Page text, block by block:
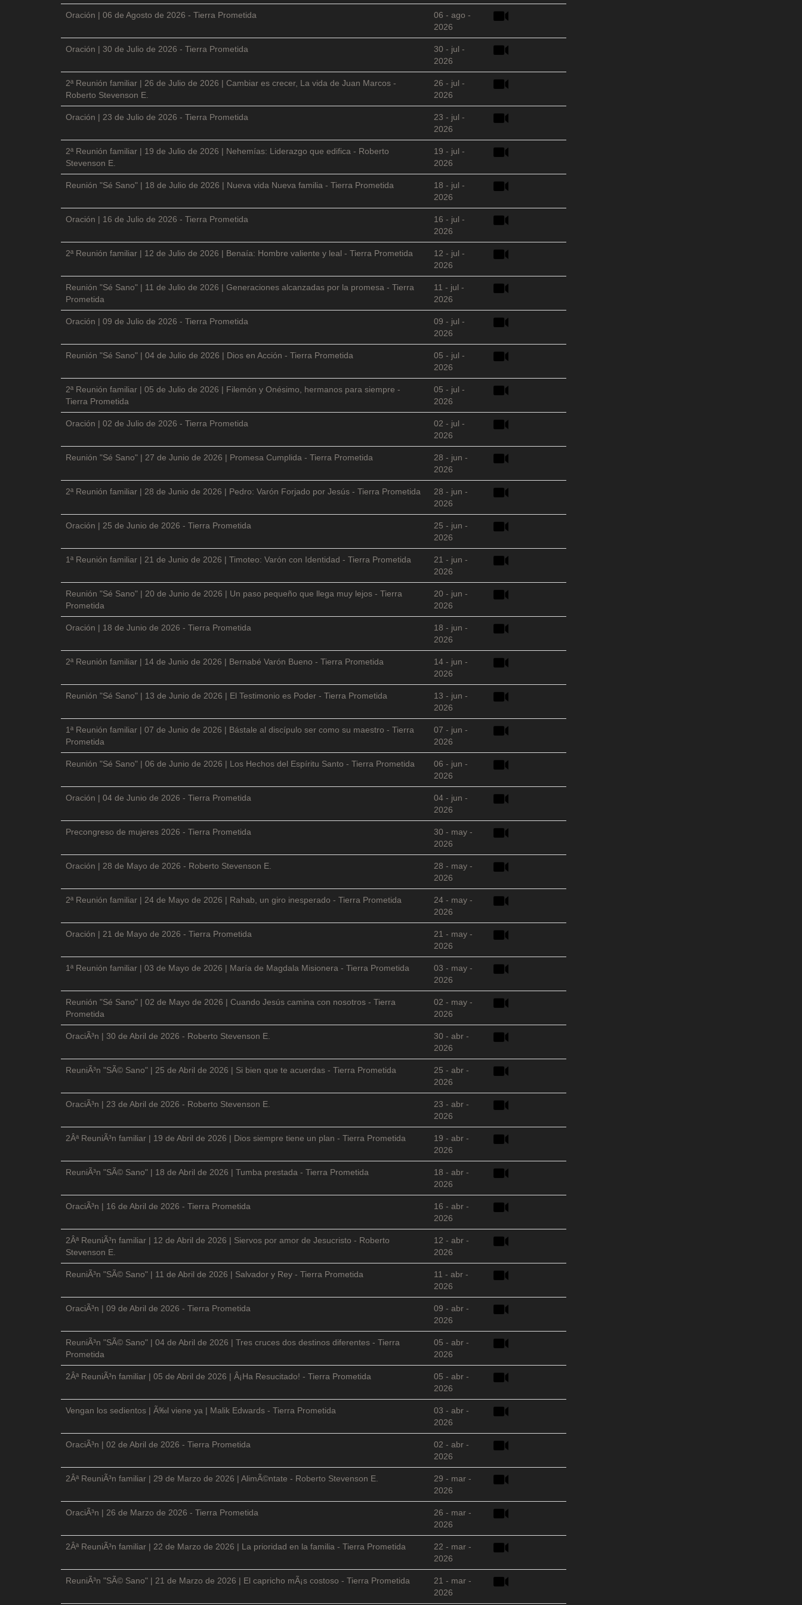
Oración | 06 de Agosto de 2026 - Tierra Prometida
06 - ago -
2026
Oración | 30 de Julio de 2026 - Tierra Prometida
30 - jul -
2026
2ª Reunión familiar | 26 de Julio de 2026 | Cambiar es crecer, La vida de Juan Marcos -
Roberto Stevenson E.
26 - jul -
2026
Oración | 23 de Julio de 2026 - Tierra Prometida
23 - jul -
2026
2ª Reunión familiar | 19 de Julio de 2026 | Nehemías: Liderazgo que edifica - Roberto
Stevenson E.
19 - jul -
2026
Reunión "Sé Sano" | 18 de Julio de 2026 | Nueva vida Nueva familia - Tierra Prometida
18 - jul -
2026
Oración | 16 de Julio de 2026 - Tierra Prometida
16 - jul -
2026
2ª Reunión familiar | 12 de Julio de 2026 | Benaía: Hombre valiente y leal - Tierra Prometida
12 - jul -
2026
Reunión "Sé Sano" | 11 de Julio de 2026 | Generaciones alcanzadas por la promesa - Tierra
Prometida
11 - jul -
2026
Oración | 09 de Julio de 2026 - Tierra Prometida
09 - jul -
2026
Reunión "Sé Sano" | 04 de Julio de 2026 | Dios en Acción - Tierra Prometida
05 - jul -
2026
2ª Reunión familiar | 05 de Julio de 2026 | Filemón y Onésimo, hermanos para siempre -
Tierra Prometida
05 - jul -
2026
Oración | 02 de Julio de 2026 - Tierra Prometida
02 - jul -
2026
Reunión "Sé Sano" | 27 de Junio de 2026 | Promesa Cumplida - Tierra Prometida
28 - jun -
2026
2ª Reunión familiar | 28 de Junio de 2026 | Pedro: Varón Forjado por Jesús - Tierra Prometida
28 - jun -
2026
Oración | 25 de Junio de 2026 - Tierra Prometida
25 - jun -
2026
1ª Reunión familiar | 21 de Junio de 2026 | Timoteo: Varón con Identidad - Tierra Prometida
21 - jun -
2026
Reunión "Sé Sano" | 20 de Junio de 2026 | Un paso pequeño que llega muy lejos - Tierra
Prometida
20 - jun -
2026
Oración | 18 de Junio de 2026 - Tierra Prometida
18 - jun -
2026
2ª Reunión familiar | 14 de Junio de 2026 | Bernabé Varón Bueno - Tierra Prometida
14 - jun -
2026
Reunión "Sé Sano" | 13 de Junio de 2026 | El Testimonio es Poder - Tierra Prometida
13 - jun -
2026
1ª Reunión familiar | 07 de Junio de 2026 | Bástale al discípulo ser como su maestro - Tierra
Prometida
07 - jun -
2026
Reunión "Sé Sano" | 06 de Junio de 2026 | Los Hechos del Espíritu Santo - Tierra Prometida
06 - jun -
2026
Oración | 04 de Junio de 2026 - Tierra Prometida
04 - jun -
2026
Precongreso de mujeres 2026 - Tierra Prometida
30 - may -
2026
Oración | 28 de Mayo de 2026 - Roberto Stevenson E.
28 - may -
2026
2ª Reunión familiar | 24 de Mayo de 2026 | Rahab, un giro inesperado - Tierra Prometida
24 - may -
2026
Oración | 21 de Mayo de 2026 - Tierra Prometida
21 - may -
2026
1ª Reunión familiar | 03 de Mayo de 2026 | María de Magdala Misionera - Tierra Prometida
03 - may -
2026
Reunión "Sé Sano" | 02 de Mayo de 2026 | Cuando Jesús camina con nosotros - Tierra
Prometida
02 - may -
2026
OraciÃ³n | 30 de Abril de 2026 - Roberto Stevenson E.
30 - abr -
2026
ReuniÃ³n "SÃ© Sano" | 25 de Abril de 2026 | Si bien que te acuerdas - Tierra Prometida
25 - abr -
2026
OraciÃ³n | 23 de Abril de 2026 - Roberto Stevenson E.
23 - abr -
2026
2Âª ReuniÃ³n familiar | 19 de Abril de 2026 | Dios siempre tiene un plan - Tierra Prometida
19 - abr -
2026
ReuniÃ³n "SÃ© Sano" | 18 de Abril de 2026 | Tumba prestada - Tierra Prometida
18 - abr -
2026
OraciÃ³n | 16 de Abril de 2026 - Tierra Prometida
16 - abr -
2026
2Âª ReuniÃ³n familiar | 12 de Abril de 2026 | Siervos por amor de Jesucristo - Roberto
Stevenson E.
12 - abr -
2026
ReuniÃ³n "SÃ© Sano" | 11 de Abril de 2026 | Salvador y Rey - Tierra Prometida
11 - abr -
2026
OraciÃ³n | 09 de Abril de 2026 - Tierra Prometida
09 - abr -
2026
ReuniÃ³n "SÃ© Sano" | 04 de Abril de 2026 | Tres cruces dos destinos diferentes - Tierra
Prometida
05 - abr -
2026
2Âª ReuniÃ³n familiar | 05 de Abril de 2026 | Â¡Ha Resucitado! - Tierra Prometida
05 - abr -
2026
Vengan los sedientos | Ã‰l viene ya | Malik Edwards - Tierra Prometida
03 - abr -
2026
OraciÃ³n | 02 de Abril de 2026 - Tierra Prometida
02 - abr -
2026
2Âª ReuniÃ³n familiar | 29 de Marzo de 2026 | AlimÃ©ntate - Roberto Stevenson E.
29 - mar -
2026
OraciÃ³n | 26 de Marzo de 2026 - Tierra Prometida
26 - mar -
2026
2Âª ReuniÃ³n familiar | 22 de Marzo de 2026 | La prioridad en la familia - Tierra Prometida
22 - mar -
2026
ReuniÃ³n "SÃ© Sano" | 21 de Marzo de 2026 | El capricho mÃ¡s costoso - Tierra Prometida
21 - mar -
2026